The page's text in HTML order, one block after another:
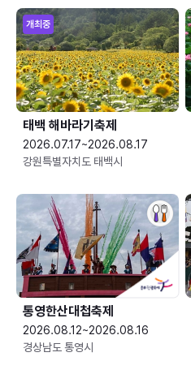
개최중
태백 해바라기축제
2026.07.17~2026.08.17
강원특별자치도 태백시
통영한산대첩축제
2026.08.12~2026.08.16
경상남도 통영시